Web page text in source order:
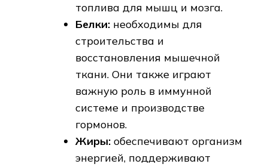
топлива для мышц и мозга.
Белки: необходимы для
строительства и
восстановления мышечной
ткани. Они также играют
важную роль в иммунной
системе и производстве
гормонов.
Жиры: обеспечивают организм
энергией, поддерживают